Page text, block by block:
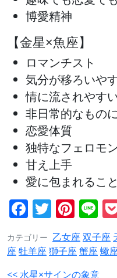
博愛精神
【金星×魚座】
ロマンチスト
気分が移ろいや
情に流されやす
非日常的なもの
恋愛体質
独特なフェロモ
甘え上手
愛に包まれるこ
Facebook
Twitter
カテゴリー 乙女座 双子座
座 牡羊座 獅子座 蟹座 蠍
<< 水星×サインの象意